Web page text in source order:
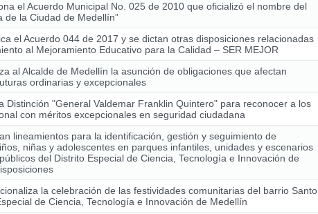
el Acuerdo Municipal No. 025 de 2010 que oficializó el nombre del
de la Ciudad de Medellín”
el Acuerdo 044 de 2017 y se dictan otras disposiciones relacionadas
al Mejoramiento Educativo para la Calidad – SER MEJOR
al Alcalde de Medellín la asunción de obligaciones que afectan
ordinarias y excepcionales
Distinción "General Valdemar Franklin Quintero" para reconocer a los
con méritos excepcionales en seguridad ciudadana
lineamientos para la identificación, gestión y seguimiento de
niñas y adolescentes en parques infantiles, unidades y escenarios
del Distrito Especial de Ciencia, Tecnología e Innovación de
la celebración de las festividades comunitarias del barrio Santo
de Ciencia, Tecnología e Innovación de Medellín